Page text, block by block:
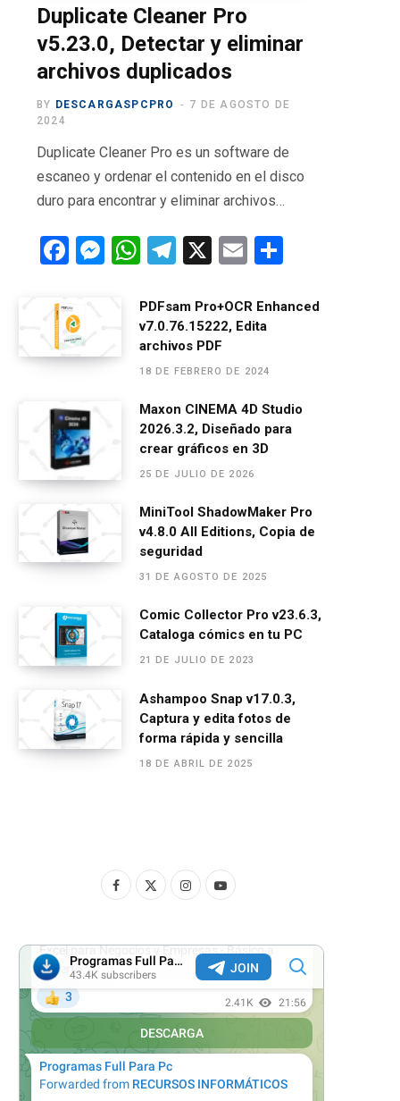
r
)
m
Duplicate Cleaner Pro
v5.23.0, Detectar y eliminar
archivos duplicados
BY DESCARGASPCPRO
7 DE AGOSTO DE
2024
Duplicate Cleaner Pro es un software de
escaneo y ordenar el contenido en el disco
duro para encontrar y eliminar archivos…
F
ce
b
o
k
M
g
W
at
s
A
p
T
e
gr
a
X
E
ail m
PDFsam Pro+OCR Enhanced
v7.0.76.15222, Edita
archivos PDF
18 DE FEBRERO DE 2024
Maxon CINEMA 4D Studio
2026.3.2, Diseñado para
crear gráficos en 3D
25 DE JULIO DE 2026
MiniTool ShadowMaker Pro
v4.8.0 All Editions, Copia de
seguridad
31 DE AGOSTO DE 2025
Comic Collector Pro v23.6.3,
Cataloga cómics en tu PC
21 DE JULIO DE 2023
Ashampoo Snap v17.0.3,
Captura y edita fotos de
forma rápida y sencilla
18 DE ABRIL DE 2025
F
c
e
T
t
t
I
s
g
Y
u
T
u